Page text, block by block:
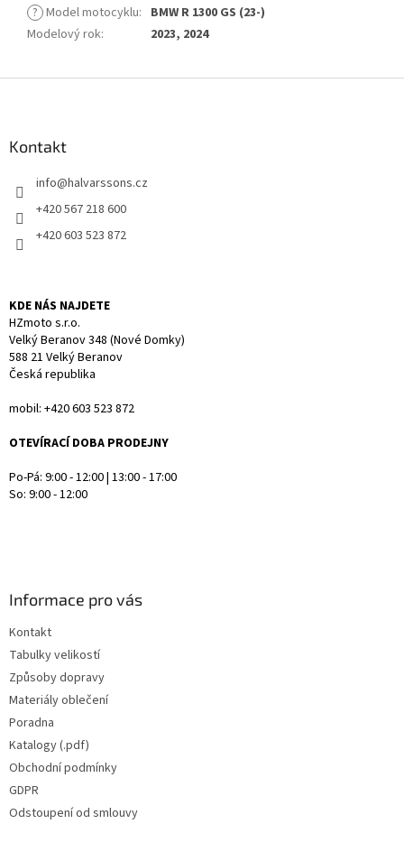
? Model motocyklu: BMW R 1300 GS (23-)
Modelový rok: 2023, 2024
Kontakt
info@halvarssons.cz
+420 567 218 600
+420 603 523 872
KDE NÁS NAJDETE
HZmoto s.r.o.
Velký Beranov 348 (Nové Domky)
588 21 Velký Beranov
Česká republika
mobil: +420 603 523 872
OTEVÍRACÍ DOBA PRODEJNY
Po-Pá: 9:00 - 12:00 | 13:00 - 17:00
So: 9:00 - 12:00
Informace pro vás
Kontakt
Tabulky velikostí
Způsoby dopravy
Materiály oblečení
Poradna
Katalogy (.pdf)
Obchodní podmínky
GDPR
Odstoupení od smlouvy